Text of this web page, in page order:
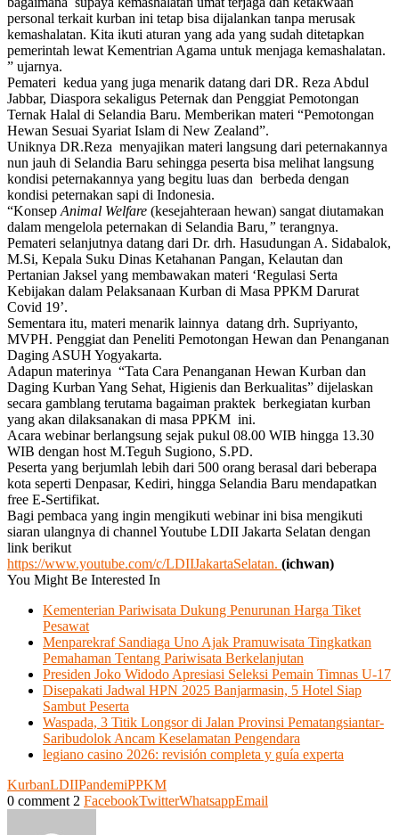
personal terkait kurban ini tetap bisa dijalankan tanpa merusak
kemashalatan. Kita ikuti aturan yang ada yang sudah ditetapkan
pemerintah lewat Kementrian Agama untuk menjaga kemashalatan.
” ujarnya.
Pemateri kedua yang juga menarik datang dari DR. Reza Abdul
Jabbar, Diaspora sekaligus Peternak dan Penggiat Pemotongan
Ternak Halal di Selandia Baru. Memberikan materi “Pemotongan
Hewan Sesuai Syariat Islam di New Zealand”.
Uniknya DR.Reza menyajikan materi langsung dari peternakannya
nun jauh di Selandia Baru sehingga peserta bisa melihat langsung
kondisi peternakannya yang begitu luas dan berbeda dengan
kondisi peternakan sapi di Indonesia.
“Konsep Animal Welfare (kesejahteraan hewan) sangat diutamakan
dalam mengelola peternakan di Selandia Baru ,” terangnya.
Pemateri selanjutnya datang dari Dr. drh. Hasudungan A. Sidabalok,
M.Si, Kepala Suku Dinas Ketahanan Pangan, Kelautan dan
Pertanian Jaksel yang membawakan materi ‘Regulasi Serta
Kebijakan dalam Pelaksanaan Kurban di Masa PPKM Darurat
Covid 19’.
Sementara itu, materi menarik lainnya datang drh. Supriyanto,
MVPH. Penggiat dan Peneliti Pemotongan Hewan dan Penanganan
Daging ASUH Yogyakarta.
Adapun materinya “Tata Cara Penanganan Hewan Kurban dan
Daging Kurban Yang Sehat, Higienis dan Berkualitas” dijelaskan
secara gamblang terutama bagaiman praktek berkegiatan kurban
yang akan dilaksanakan di masa PPKM ini.
Acara webinar berlangsung sejak pukul 08.00 WIB hingga 13.30
WIB dengan host M.Teguh Sugiono, S.PD.
Peserta yang berjumlah lebih dari 500 orang berasal dari beberapa
kota seperti Denpasar, Kediri, hingga Selandia Baru mendapatkan
free E-Sertifikat.
Bagi pembaca yang ingin mengikuti webinar ini bisa mengikuti
siaran ulangnya di channel Youtube LDII Jakarta Selatan dengan
link berikut
https://www.youtube.com/c/LDIIJakartaSelatan. (ichwan)
You Might Be Interested In
Kementerian Pariwisata Dukung Penurunan Harga Tiket
Pesawat
Menparekraf Sandiaga Uno Ajak Pramuwisata Tingkatkan
Pemahaman Tentang Pariwisata Berkelanjutan
Presiden Joko Widodo Apresiasi Seleksi Pemain Timnas U-17
Disepakati Jadwal HPN 2025 Banjarmasin, 5 Hotel Siap
Sambut Peserta
Waspada, 3 Titik Longsor di Jalan Provinsi Pematangsiantar-
Saribudolok Ancam Keselamatan Pengendara
legiano casino 2026: revisión completa y guía experta
KurbanLDIIPandemiPPKM
0 comment 2 FacebookTwitterWhatsappEmail